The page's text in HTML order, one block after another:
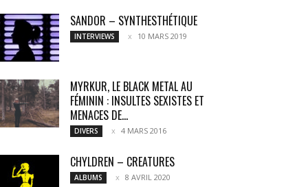
SANDOR – SYNTHESTHÉTIQUE
INTERVIEWS 10 MARS 2019
MYRKUR, LE BLACK METAL AU
FÉMININ : INSULTES SEXISTES ET
MENACES DE...
DIVERS 4 MARS 2016
CHYLDREN – CREATURES
ALBUMS 8 AVRIL 2020